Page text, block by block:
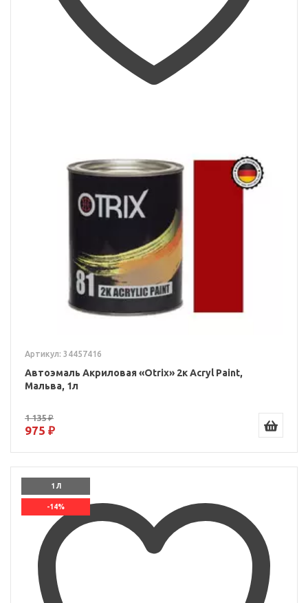
Артикул: 34457416
Автоэмаль Акриловая «Otrix» 2к Acryl Paint,
Мальва, 1л
1 135 ₽
975 ₽
1 Л
-14%